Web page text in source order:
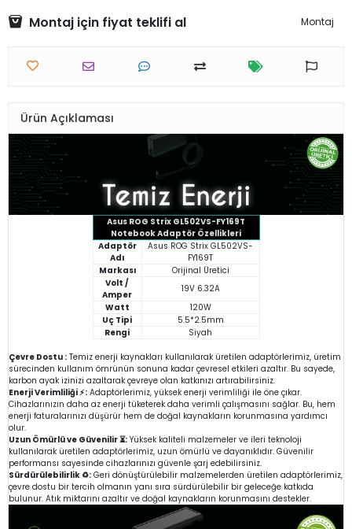
Montaj için fiyat teklifi al Montaj
Ürün Açıklaması
Asus ROG Strix GL502VS-FY169T
Notebook Adaptör Özellikleri
Adaptör
Adı
Asus ROG Strix GL502VS-
FY169T
Markası
Orijinal Üretici
Volt /
Amper
19V 6.32A
Watt
120W
Uç Tipi
5.5*2.5mm
Rengi
Siyah
Çevre Dostu : Temiz enerji kaynakları kullanılarak üretilen adaptörlerimiz, üretim
sürecinden kullanım ömrünün sonuna kadar çevresel etkileri azaltır. Bu sayede,
karbon ayak izinizi azaltarak çevreye olan katkınızı artırabilirsiniz.
Enerji Verimliliği ⚡: Adaptörlerimiz, yüksek enerji verimliliği ile öne çıkar.
Cihazlarınızın daha az enerji tüketerek daha verimli çalışmasını sağlar. Bu, hem
enerji faturalarınızı düşürür hem de doğal kaynakların korunmasına yardımcı
olur.
Uzun Ömürlü ve Güvenilir ⏳: Yüksek kaliteli malzemeler ve ileri teknoloji
kullanılarak üretilen adaptörlerimiz, uzun ömürlü ve dayanıklıdır. Güvenilir
performansı sayesinde cihazlarınızı güvenle şarj edebilirsiniz.
Sürdürülebilirlik ♻️: Geri dönüştürülebilir malzemelerden üretilen adaptörlerimiz,
çevre dostu bir tercih olmanın yanı sıra sürdürülebilir bir geleceğe katkıda
bulunur. Atık miktarını azaltır ve doğal kaynakların korunmasını destekler.